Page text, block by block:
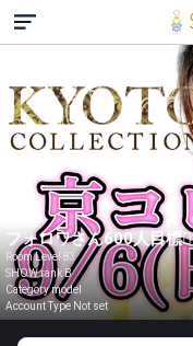
フォロワさん600人目標
Room Level 83
SHOW rank B
Category model
Account Type Not set